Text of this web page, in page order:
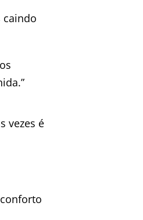
caindo
vezes é